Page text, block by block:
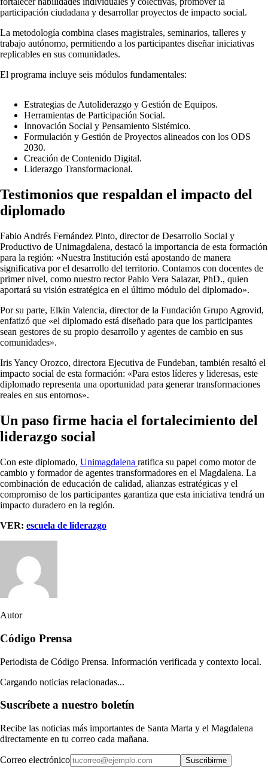
participación ciudadana y desarrollar proyectos de impacto social.
La metodología combina clases magistrales, seminarios, talleres y
trabajo autónomo, permitiendo a los participantes diseñar iniciativas
replicables en sus comunidades.
El programa incluye seis módulos fundamentales:
Estrategias de Autoliderazgo y Gestión de Equipos.
Herramientas de Participación Social.
Innovación Social y Pensamiento Sistémico.
Formulación y Gestión de Proyectos alineados con los ODS
2030.
Creación de Contenido Digital.
Liderazgo Transformacional.
Testimonios que respaldan el impacto del
diplomado
Fabio Andrés Fernández Pinto, director de Desarrollo Social y
Productivo de Unimagdalena, destacó la importancia de esta formación
para la región: «Nuestra Institución está apostando de manera
significativa por el desarrollo del territorio. Contamos con docentes de
primer nivel, como nuestro rector Pablo Vera Salazar, PhD., quien
aportará su visión estratégica en el último módulo del diplomado».
Por su parte, Elkin Valencia, director de la Fundación Grupo Agrovid,
enfatizó que «el diplomado está diseñado para que los participantes
sean gestores de su propio desarrollo y agentes de cambio en sus
comunidades».
Iris Yancy Orozco, directora Ejecutiva de Fundeban, también resaltó el
impacto social de esta formación: «Para estos líderes y lideresas, este
diplomado representa una oportunidad para generar transformaciones
reales en sus entornos».
Un paso firme hacia el fortalecimiento del
liderazgo social
Con este diplomado, Unimagdalena ratifica su papel como motor de
cambio y formador de agentes transformadores en el Magdalena. La
combinación de educación de calidad, alianzas estratégicas y el
compromiso de los participantes garantiza que esta iniciativa tendrá un
impacto duradero en la región.
VER: escuela de liderazgo
Autor
Código Prensa
Periodista de Código Prensa. Información verificada y contexto local.
Cargando noticias relacionadas...
Suscríbete a nuestro boletín
Recibe las noticias más importantes de Santa Marta y el Magdalena
directamente en tu correo cada mañana.
Correo electrónico Suscribirme